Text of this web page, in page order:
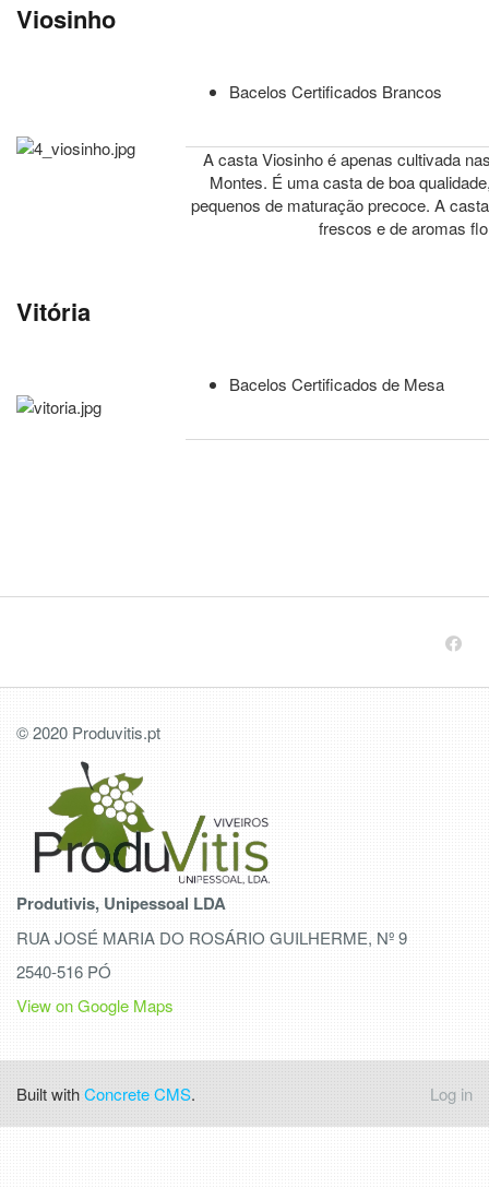
Viosinho
Bacelos Certificados Brancos
A casta Viosinho é apenas cultivada
Montes. É uma casta de boa
pequenos de maturação precoce. A
frescos e de aromas
Vitória
Bacelos Certificados de Mesa
© 2020 Produvitis.pt
Produtivis, Unipessoal LDA
RUA JOSÉ MARIA DO ROSÁRIO GUILHERME, Nº 9
2540-516 PÓ
View on Google Maps
Built withConcrete CMS. Log in